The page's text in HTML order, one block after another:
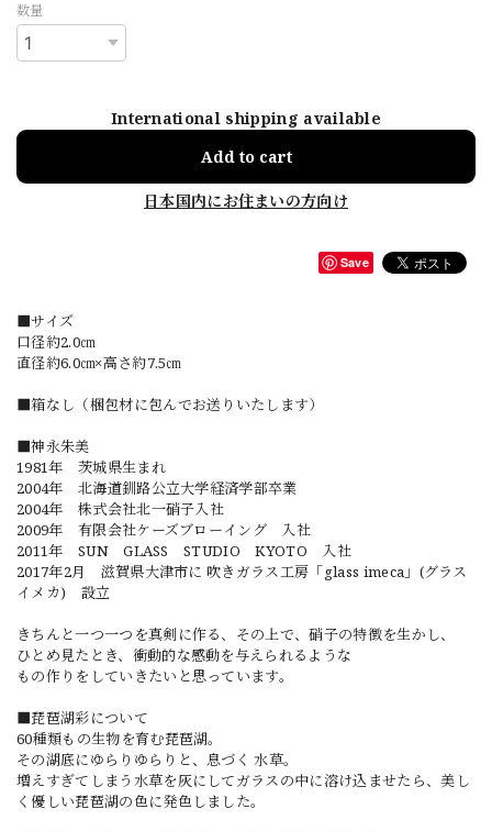
数量
International shipping available
Add to cart
日本国内にお住まいの方向け
Save
■サイズ
口径約2.0㎝
直径約6.0㎝×高さ約7.5㎝
■箱なし（梱包材に包んでお送りいたします）
■神永朱美
1981年 茨城県生まれ
2004年 北海道釧路公立大学経済学部卒業
2004年 株式会社北一硝子入社
2009年 有限会社ケーズブローイング 入社
2011年 SUN GLASS STUDIO KYOTO 入社
2017年2月 滋賀県大津市に 吹きガラス工房「glass imeca」(グラス
イメカ) 設立
きちんと一つ一つを真剣に作る、その上で、硝子の特徴を生かし、
ひとめ見たとき、衝動的な感動を与えられるような
もの作りをしていきたいと思っています。
■琵琶湖彩について
60種類もの生物を育む琵琶湖。
その湖底にゆらりゆらりと、息づく 水草。
増えすぎてしまう水草を灰にしてガラスの中に溶け込ませたら、美し
く優しい琵琶湖の色に発色しました。